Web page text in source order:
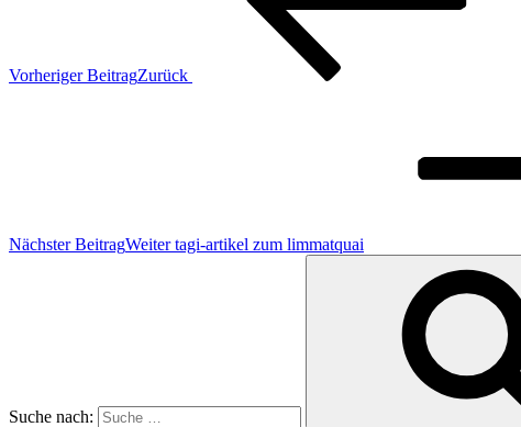
Vorheriger BeitragZurück
Nächster BeitragWeiter tagi-artikel zum limmatquai
Suche nach: